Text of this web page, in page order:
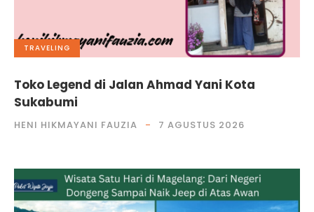
TRAVELING
Toko Legend di Jalan Ahmad Yani Kota
Sukabumi
HENI HIKMAYANI FAUZIA 7 AGUSTUS 2026